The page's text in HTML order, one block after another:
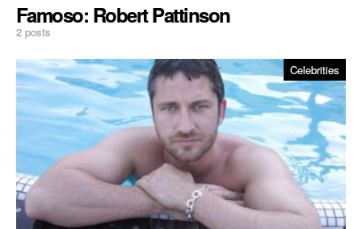
Famoso: Robert Pattinson
2 posts
Celebrities